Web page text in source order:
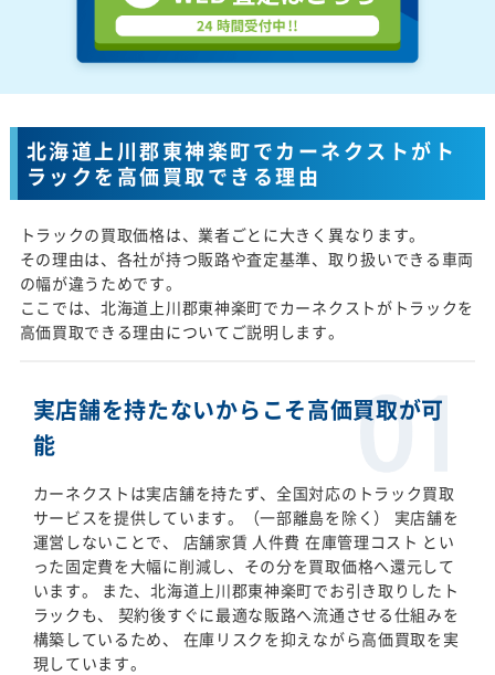
北海道上川郡東神楽町でカーネクストがト
ラックを高価買取できる理由
トラックの買取価格は、業者ごとに大きく異なります。
その理由は、各社が持つ販路や査定基準、取り扱いできる車両
の幅が違うためです。
ここでは、北海道上川郡東神楽町でカーネクストがトラックを
高価買取できる理由についてご説明します。
実店舗を持たないからこそ高価買取が可
能
カーネクストは実店舗を持たず、全国対応のトラック買取
サービスを提供しています。（一部離島を除く） 実店舗を
運営しないことで、 店舗家賃 人件費 在庫管理コスト とい
った固定費を大幅に削減し、その分を買取価格へ還元して
います。 また、北海道上川郡東神楽町でお引き取りしたト
ラックも、 契約後すぐに最適な販路へ流通させる仕組みを
構築しているため、 在庫リスクを抑えながら高価買取を実
現しています。